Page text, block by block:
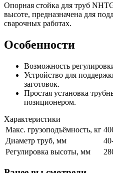
Опорная стойка для труб
высоте, предназначена для
сварочных работах.
Особенности
Возможность
Устройство для
заготовок.
Простая установка
позиционером.
Характеристики
Макс. грузоподъёмность, кг
Диаметр труб, мм
Регулировка высоты, мм